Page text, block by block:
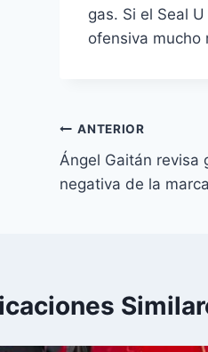
gas. Si el Seal
ofensiva mucho
Navegación
de
ANTERIOR
Ángel Gaitán revisa
negativa de la marca